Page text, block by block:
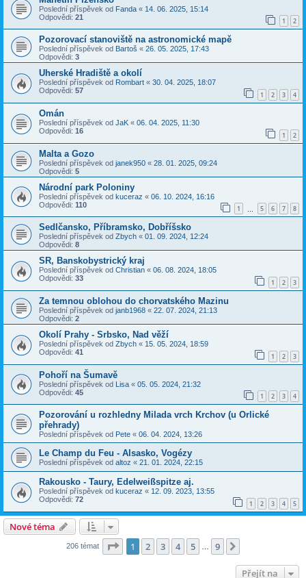
Poslední příspěvek od Fanda « 14. 06. 2025, 15:14
Odpovědi: 21 1 2
Pozorovací stanoviště na astronomické mapě
Poslední příspěvek od Bartoš « 26. 05. 2025, 17:43
Odpovědi: 3
Uherské Hradiště a okolí
Poslední příspěvek od Rombart « 30. 04. 2025, 18:07
Odpovědi: 57 1 2 3 4
Omán
Poslední příspěvek od JaK « 06. 04. 2025, 11:30
Odpovědi: 16 1 2
Malta a Gozo
Poslední příspěvek od janek950 « 28. 01. 2025, 09:24
Odpovědi: 5
Národní park Poloniny
Poslední příspěvek od kuceraz « 06. 10. 2024, 16:16
Odpovědi: 110 1 5 6 7 8
Sedlčansko, Příbramsko, Dobříšsko
Poslední příspěvek od Zbych « 01. 09. 2024, 12:24
Odpovědi: 8
SR, Banskobystrický kraj
Poslední příspěvek od Christian « 06. 08. 2024, 18:05
Odpovědi: 33 1 2 3
Za temnou oblohou do chorvatského Mazinu
Poslední příspěvek od janb1968 « 22. 07. 2024, 21:13
Odpovědi: 2
Okolí Prahy - Srbsko, Nad věží
Poslední příspěvek od Zbych « 15. 05. 2024, 18:59
Odpovědi: 41 1 2 3
Pohoří na Šumavě
Poslední příspěvek od Lisa « 05. 05. 2024, 21:32
Odpovědi: 45 1 2 3 4
Pozorování u rozhledny Milada vrch Krchov (u Orlické
přehrady)
Poslední příspěvek od Pete « 06. 04. 2024, 13:26
Le Champ du Feu - Alsasko, Vogézy
Poslední příspěvek od altoz « 21. 01. 2024, 22:15
Rakousko - Taury, Edelweißspitze aj.
Poslední příspěvek od kuceraz « 12. 09. 2023, 13:55
Odpovědi: 72 1 2 3 4 5
Nové téma
206 témat Stránka z
1 2 3 4 5 9
Přejít na